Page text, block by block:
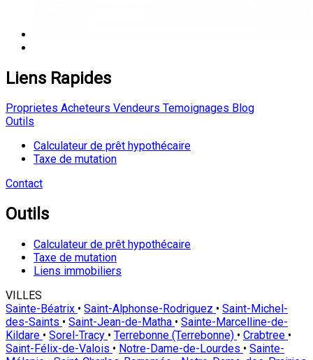
Liens Rapides
Proprietes Acheteurs Vendeurs Temoignages Blog
Outils
Calculateur de prêt hypothécaire
Taxe de mutation
Contact
Outils
Calculateur de prêt hypothécaire
Taxe de mutation
Liens immobiliers
VILLES
Sainte-Béatrix • Saint-Alphonse-Rodriguez • Saint-Michel-
des-Saints • Saint-Jean-de-Matha • Sainte-Marcelline-de-
Kildare • Sorel-Tracy • Terrebonne (Terrebonne) • Crabtree •
Saint-Félix-de-Valois • Notre-Dame-de-Lourdes • Sainte-